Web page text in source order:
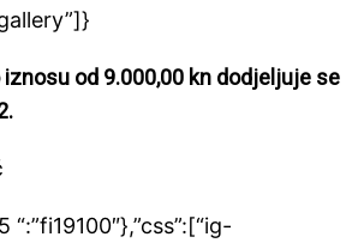
od 9.000,00 kn dodjeljuje se
“:”fi19100″},”css”:[“ig-